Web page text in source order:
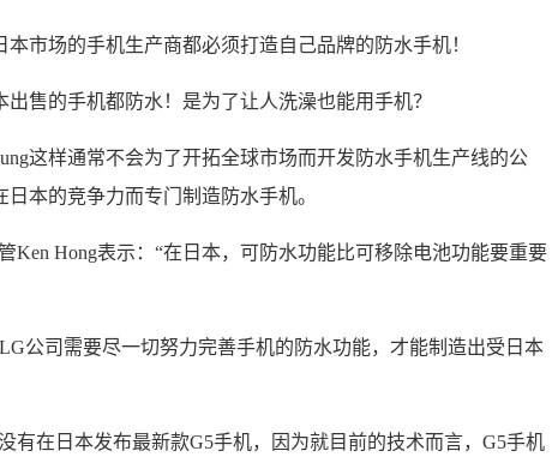
市场的手机生产商都必须打造自己品牌的防水手机！
这样通常不会为了开拓全球市场而开发防水手机生产线的公
本的竞争力而专门制造防水手机。
Ken Hong表示：“在日本，可防水功能比可移除电池功能要重要
公司需要尽一切努力完善手机的防水功能，才能制造出受日本
有在日本发布最新款G5手机，因为就目前的技术而言，G5手机